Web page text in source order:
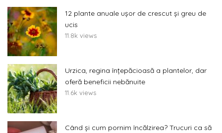
12 plante anuale ușor de crescut și greu de
ucis
11.8k views
Urzica, regina înțepăcioasă a plantelor, dar
oferă beneficii nebănuite
11.6k views
Când și cum pornim încălzirea? Trucuri ca să